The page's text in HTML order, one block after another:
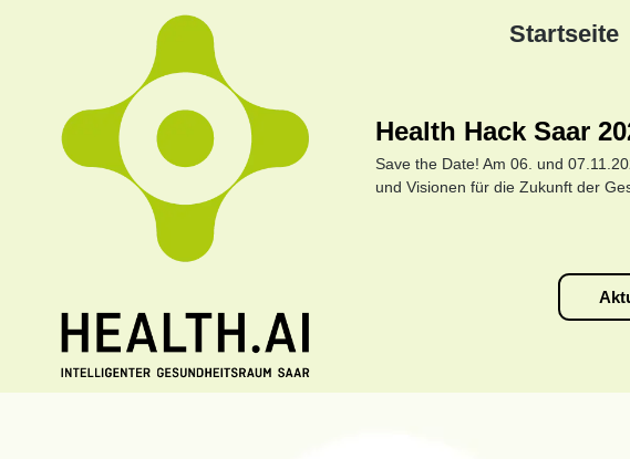
Startseite
Health Hack Saar
Save the Date! Am 06. und
und Visionen für die Zukunft der